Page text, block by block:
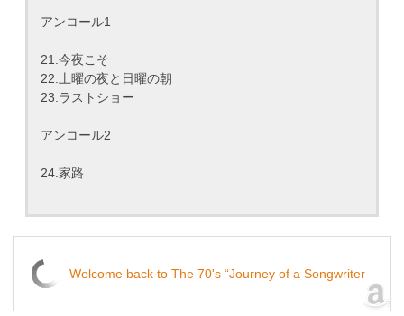
アンコール1
21.今夜こそ
22.土曜の夜と日曜の朝
23.ラストショー
アンコール2
24.家路
Welcome back to The 70's “Journey of a Songwriter